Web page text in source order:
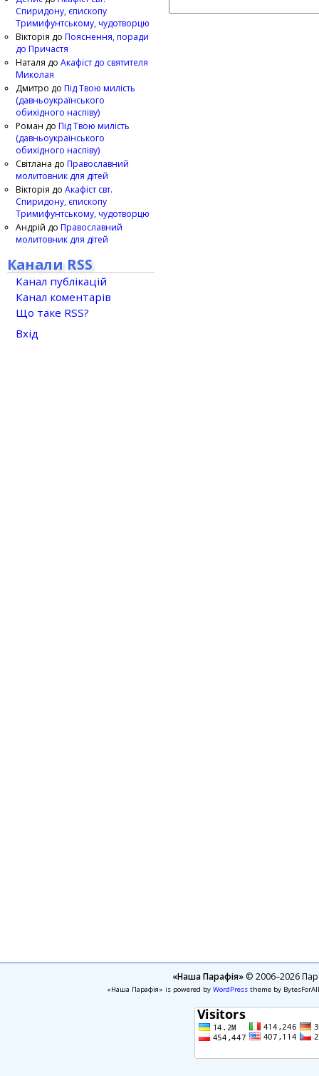
Спиридону, єпископу
Тримифунтському, чудотворцю
Вікторія до Пояснення, поради
до Причастя
Наталя до Акафіст до святителя
Миколая
Дмитро до Під Твою милість
(давньоукраїнського
обихідного наспіву)
Роман до Під Твою милість
(давньоукраїнського
обихідного наспіву)
Світлана до Православний
молитовник для дітей
Вікторія до Акафіст свт.
Спиридону, єпископу
Тримифунтському, чудотворцю
Андрій до Православний
молитовник для дітей
Канали RSS
Канал публікацій
Канал коментарів
Що таке RSS?
Вхід
«Наша Парафія»© 2006–2026
«Наша Парафія» is powered by WordPresstheme by